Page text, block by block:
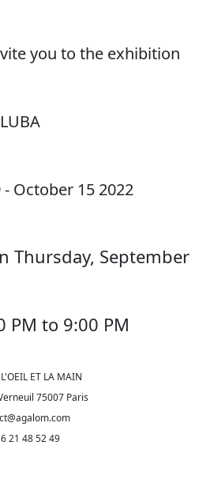
you to the exhibition
LUBA
October 15 2022
Thursday, September
PM to 9:00 PM
ET LA MAIN
75007 Paris
21 48 52 49